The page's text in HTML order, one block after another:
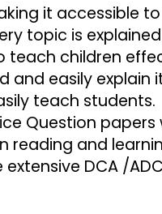
it accessible
topic is
teach children
and easily explain
teach students.
Question
reading and
DCA /